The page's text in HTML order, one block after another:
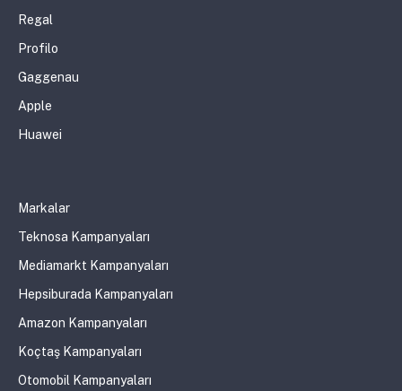
Regal
Profilo
Gaggenau
Apple
Huawei
Markalar
Teknosa Kampanyaları
Mediamarkt Kampanyaları
Hepsiburada Kampanyaları
Amazon Kampanyaları
Koçtaş Kampanyaları
Otomobil Kampanyaları